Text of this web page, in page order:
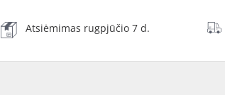
Atsiėmimas rugpjūčio 7 d.